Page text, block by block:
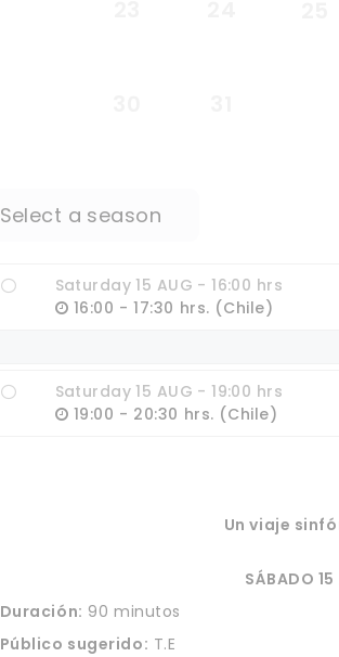
Select a season
Saturday 15 AUG - 16:00 hrs
16:00 - 17:30 hrs. (Chile)
Saturday 15 AUG - 19:00 hrs
19:00 - 20:30 hrs. (Chile)
Un viaje
SÁBADO
Duración: 90 minutos
Público sugerido: T.E